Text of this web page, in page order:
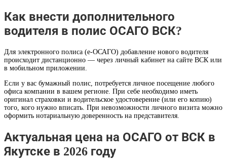
Как внести дополнительного
водителя в полис ОСАГО ВСК?
Для электронного полиса (е-ОСАГО) добавление нового водителя
происходит дистанционно — через личный кабинет на сайте ВСК или
в мобильном приложении.
Если у вас бумажный полис, потребуется личное посещение любого
офиса компании в вашем регионе. При себе необходимо иметь
оригинал страховки и водительское удостоверение (или его копию)
того, кого нужно вписать. При невозможности личного визита можно
оформить нотариальную доверенность на представителя.
Актуальная цена на ОСАГО от ВСК в
Якутске в 2026 году